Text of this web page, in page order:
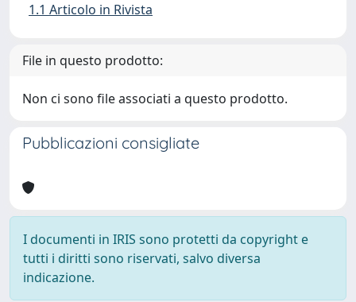
1.1 Articolo in Rivista
File in questo prodotto:
Non ci sono file associati a questo prodotto.
Pubblicazioni consigliate
I documenti in IRIS sono protetti da copyright e
tutti i diritti sono riservati, salvo diversa
indicazione.